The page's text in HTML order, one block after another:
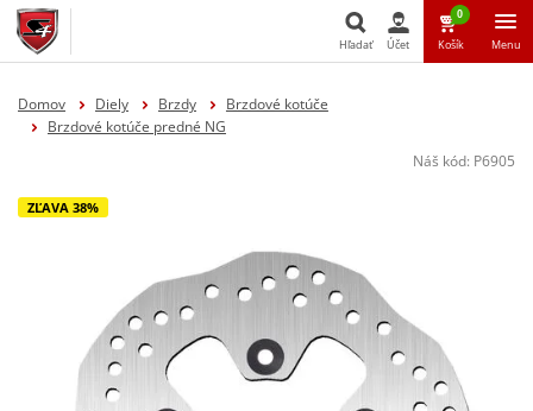
Hľadať Účet
0
Košík Menu
Domov Diely Brzdy
Brzdové kotúče
Brzdové kotúče predné NG
Náš kód: P6905
ZĽAVA 38%